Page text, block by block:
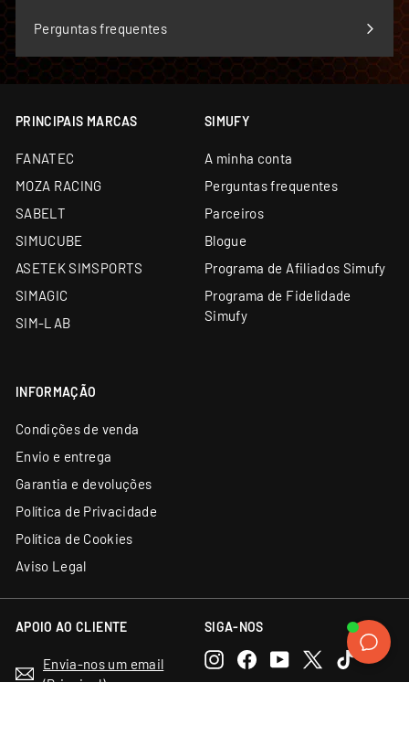
Perguntas frequentes
PRINCIPAIS MARCAS
FANATEC
MOZA RACING
SABELT
SIMUCUBE
ASETEK SIMSPORTS
SIMAGIC
SIM-LAB
SIMUFY
A minha conta
Perguntas frequentes
Parceiros
Blogue
Programa de Afiliados Simufy
Programa de Fidelidade
Simufy
INFORMAÇÃO
Condições de venda
Envio e entrega
Garantia e devoluções
Política de Privacidade
Política de Cookies
Aviso Legal
APOIO AO CLIENTE
Envia-nos um email
(Principal)
SIGA-NOS
InstagramFacebookYouTube
X
TikTok